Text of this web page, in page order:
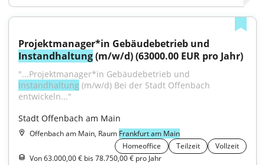
Instandhaltung (m/w/d) (63000.00 EUR pro Jahr)
Instandhaltung (m/w/d) Bei der Stadt Offenbach
entwickeln..."
Stadt Offenbach am Main
Offenbach am Main, Raum Frankfurt am Main
Homeoffice
Teilzeit
Vollzeit
Von 63.000,00 € bis 78.750,00 € pro Jahr